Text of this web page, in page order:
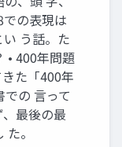
の表現は
う話。た
• 400年問題
た「400年
の 言って
最後の最
。